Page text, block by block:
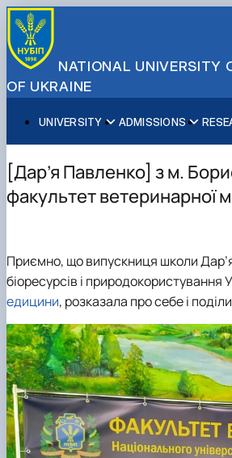
NATIONAL UNIVERSITY
OF UKRAINE
UNIVERSITY
About NUBiP
Leadership & Governance
Campus & Facilities
Distinguished Community
ADMISSIONS
Academic Programs
International Student Support
About Ukraine and Kyiv
Research Excellence
Research Infrastructure
Projects
Publications & Journals
Science for Business
Educational and Research
Educational & Research Farms
Research Institutes
Partnerships
International Projects
Erasmus+ Mobility
International Relations Office
Faculties and Units
University Offices
Press Service
[Дар’я Павленко] з м.
факультет ветеринарної
Приємно, що випускниця школи
біоресурсів і природокористування
едицини, розказала про себе і